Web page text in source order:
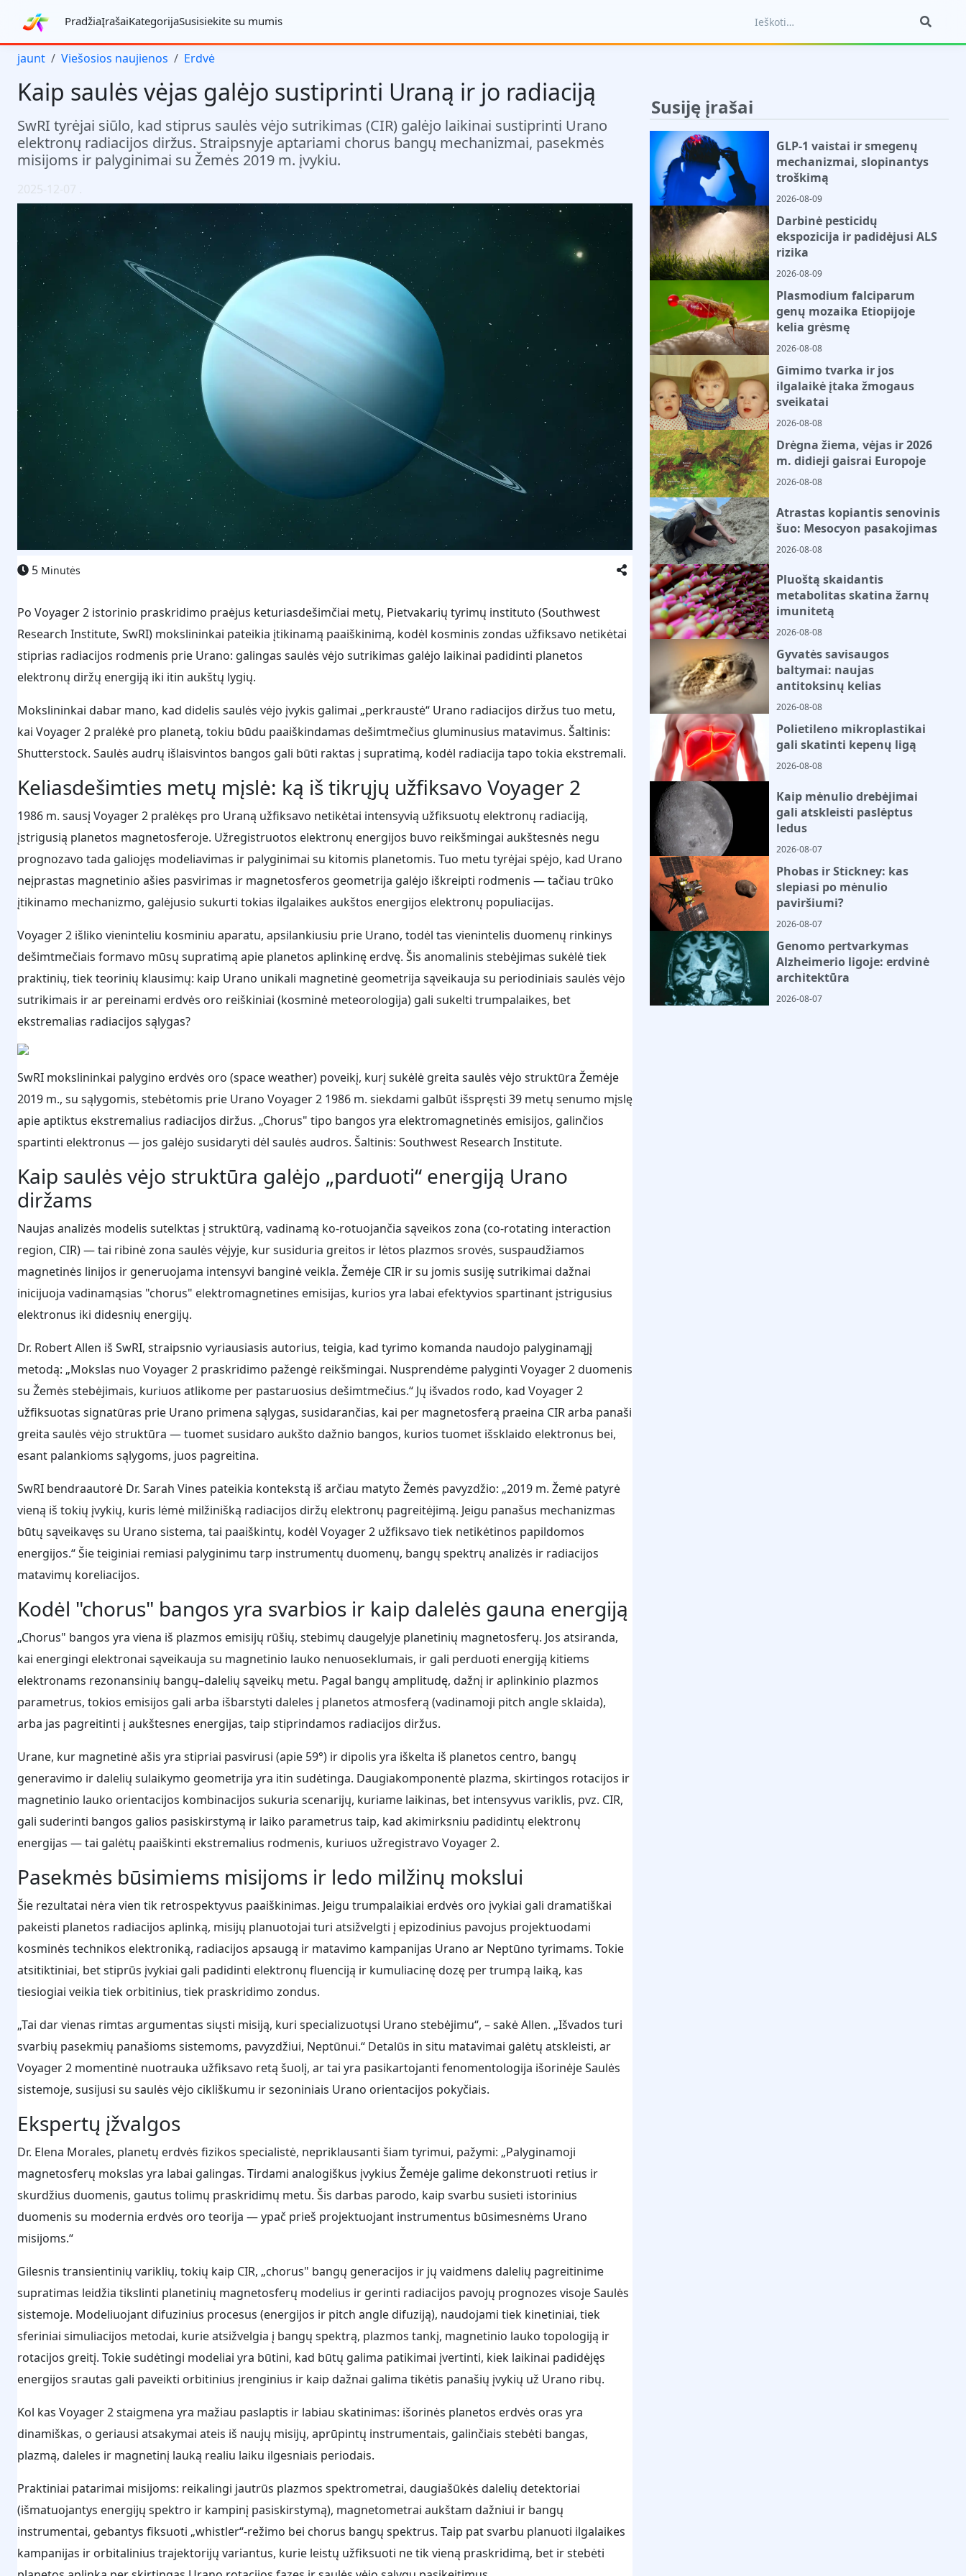
PradžiaĮrašaiKategorijaSusisiekite su mumis
jaunt Viešosios naujienos Erdvė
Kaip saulės vėjas galėjo sustiprinti Uraną ir jo radiaciją
SwRI tyrėjai siūlo, kad stiprus saulės vėjo sutrikimas (CIR) galėjo laikinai sustiprinti Urano
elektronų radiacijos diržus. Straipsnyje aptariami chorus bangų mechanizmai, pasekmės
misijoms ir palyginimai su Žemės 2019 m. įvykiu.
2025-12-07 .
5 Minutės
Po Voyager 2 istorinio praskridimo praėjus keturiasdešimčiai metų, Pietvakarių tyrimų instituto (Southwest
Research Institute, SwRI) mokslininkai pateikia įtikinamą paaiškinimą, kodėl kosminis zondas užfiksavo netikėtai
stiprias radiacijos rodmenis prie Urano: galingas saulės vėjo sutrikimas galėjo laikinai padidinti planetos
elektronų diržų energiją iki itin aukštų lygių.
Mokslininkai dabar mano, kad didelis saulės vėjo įvykis galimai „perkraustė“ Urano radiacijos diržus tuo metu,
kai Voyager 2 pralėkė pro planetą, tokiu būdu paaiškindamas dešimtmečius gluminusius matavimus. Šaltinis:
Shutterstock. Saulės audrų išlaisvintos bangos gali būti raktas į supratimą, kodėl radiacija tapo tokia ekstremali.
Keliasdešimties metų mįslė: ką iš tikrųjų užfiksavo Voyager 2
1986 m. sausį Voyager 2 pralėkęs pro Uraną užfiksavo netikėtai intensyvią užfiksuotų elektronų radiaciją,
įstrigusią planetos magnetosferoje. Užregistruotos elektronų energijos buvo reikšmingai aukštesnės negu
prognozavo tada galiojęs modeliavimas ir palyginimai su kitomis planetomis. Tuo metu tyrėjai spėjo, kad Urano
neįprastas magnetinio ašies pasvirimas ir magnetosferos geometrija galėjo iškreipti rodmenis — tačiau trūko
įtikinamo mechanizmo, galėjusio sukurti tokias ilgalaikes aukštos energijos elektronų populiacijas.
Voyager 2 išliko vieninteliu kosminiu aparatu, apsilankiusiu prie Urano, todėl tas vienintelis duomenų rinkinys
dešimtmečiais formavo mūsų supratimą apie planetos aplinkinę erdvę. Šis anomalinis stebėjimas sukėlė tiek
praktinių, tiek teorinių klausimų: kaip Urano unikali magnetinė geometrija sąveikauja su periodiniais saulės vėjo
sutrikimais ir ar pereinami erdvės oro reiškiniai (kosminė meteorologija) gali sukelti trumpalaikes, bet
ekstremalias radiacijos sąlygas?
SwRI mokslininkai palygino erdvės oro (space weather) poveikį, kurį sukėlė greita saulės vėjo struktūra Žemėje
2019 m., su sąlygomis, stebėtomis prie Urano Voyager 2 1986 m. siekdami galbūt išspręsti 39 metų senumo mįslę
apie aptiktus ekstremalius radiacijos diržus. „Chorus" tipo bangos yra elektromagnetinės emisijos, galinčios
spartinti elektronus — jos galėjo susidaryti dėl saulės audros. Šaltinis: Southwest Research Institute.
Kaip saulės vėjo struktūra galėjo „parduoti“ energiją Urano
diržams
Naujas analizės modelis sutelktas į struktūrą, vadinamą ko-rotuojančia sąveikos zona (co-rotating interaction
region, CIR) — tai ribinė zona saulės vėjyje, kur susiduria greitos ir lėtos plazmos srovės, suspaudžiamos
magnetinės linijos ir generuojama intensyvi banginė veikla. Žemėje CIR ir su jomis susiję sutrikimai dažnai
inicijuoja vadinamąsias "chorus" elektromagnetines emisijas, kurios yra labai efektyvios spartinant įstrigusius
elektronus iki didesnių energijų.
Dr. Robert Allen iš SwRI, straipsnio vyriausiasis autorius, teigia, kad tyrimo komanda naudojo palyginamąjį
metodą: „Mokslas nuo Voyager 2 praskridimo pažengė reikšmingai. Nusprendėme palyginti Voyager 2 duomenis
su Žemės stebėjimais, kuriuos atlikome per pastaruosius dešimtmečius.“ Jų išvados rodo, kad Voyager 2
užfiksuotas signatūras prie Urano primena sąlygas, susidarančias, kai per magnetosferą praeina CIR arba panaši
greita saulės vėjo struktūra — tuomet susidaro aukšto dažnio bangos, kurios tuomet išsklaido elektronus bei,
esant palankioms sąlygoms, juos pagreitina.
SwRI bendraautorė Dr. Sarah Vines pateikia kontekstą iš arčiau matyto Žemės pavyzdžio: „2019 m. Žemė patyrė
vieną iš tokių įvykių, kuris lėmė milžinišką radiacijos diržų elektronų pagreitėjimą. Jeigu panašus mechanizmas
būtų sąveikavęs su Urano sistema, tai paaiškintų, kodėl Voyager 2 užfiksavo tiek netikėtinos papildomos
energijos.“ Šie teiginiai remiasi palyginimu tarp instrumentų duomenų, bangų spektrų analizės ir radiacijos
matavimų koreliacijos.
Kodėl "chorus" bangos yra svarbios ir kaip dalelės gauna energiją
„Chorus" bangos yra viena iš plazmos emisijų rūšių, stebimų daugelyje planetinių magnetosferų. Jos atsiranda,
kai energingi elektronai sąveikauja su magnetinio lauko nenuoseklumais, ir gali perduoti energiją kitiems
elektronams rezonansinių bangų–dalelių sąveikų metu. Pagal bangų amplitudę, dažnį ir aplinkinio plazmos
parametrus, tokios emisijos gali arba išbarstyti daleles į planetos atmosferą (vadinamoji pitch angle sklaida),
arba jas pagreitinti į aukštesnes energijas, taip stiprindamos radiacijos diržus.
Urane, kur magnetinė ašis yra stipriai pasvirusi (apie 59°) ir dipolis yra iškelta iš planetos centro, bangų
generavimo ir dalelių sulaikymo geometrija yra itin sudėtinga. Daugiakomponentė plazma, skirtingos rotacijos ir
magnetinio lauko orientacijos kombinacijos sukuria scenarijų, kuriame laikinas, bet intensyvus variklis, pvz. CIR,
gali suderinti bangos galios pasiskirstymą ir laiko parametrus taip, kad akimirksniu padidintų elektronų
energijas — tai galėtų paaiškinti ekstremalius rodmenis, kuriuos užregistravo Voyager 2.
Pasekmės būsimiems misijoms ir ledo milžinų mokslui
Šie rezultatai nėra vien tik retrospektyvus paaiškinimas. Jeigu trumpalaikiai erdvės oro įvykiai gali dramatiškai
pakeisti planetos radiacijos aplinką, misijų planuotojai turi atsižvelgti į epizodinius pavojus projektuodami
kosminės technikos elektroniką, radiacijos apsaugą ir matavimo kampanijas Urano ar Neptūno tyrimams. Tokie
atsitiktiniai, bet stiprūs įvykiai gali padidinti elektronų fluenciją ir kumuliacinę dozę per trumpą laiką, kas
tiesiogiai veikia tiek orbitinius, tiek praskridimo zondus.
„Tai dar vienas rimtas argumentas siųsti misiją, kuri specializuotųsi Urano stebėjimu“, – sakė Allen. „Išvados turi
svarbių pasekmių panašioms sistemoms, pavyzdžiui, Neptūnui.“ Detalūs in situ matavimai galėtų atskleisti, ar
Voyager 2 momentinė nuotrauka užfiksavo retą šuolį, ar tai yra pasikartojanti fenomentologija išorinėje Saulės
sistemoje, susijusi su saulės vėjo cikliškumu ir sezoniniais Urano orientacijos pokyčiais.
Ekspertų įžvalgos
Dr. Elena Morales, planetų erdvės fizikos specialistė, nepriklausanti šiam tyrimui, pažymi: „Palyginamoji
magnetosferų mokslas yra labai galingas. Tirdami analogiškus įvykius Žemėje galime dekonstruoti retius ir
skurdžius duomenis, gautus tolimų praskridimų metu. Šis darbas parodo, kaip svarbu susieti istorinius
duomenis su modernia erdvės oro teorija — ypač prieš projektuojant instrumentus būsimesnėms Urano
misijoms.“
Gilesnis transientinių variklių, tokių kaip CIR, „chorus" bangų generacijos ir jų vaidmens dalelių pagreitinime
supratimas leidžia tikslinti planetinių magnetosferų modelius ir gerinti radiacijos pavojų prognozes visoje Saulės
sistemoje. Modeliuojant difuzinius procesus (energijos ir pitch angle difuziją), naudojami tiek kinetiniai, tiek
sferiniai simuliacijos metodai, kurie atsižvelgia į bangų spektrą, plazmos tankį, magnetinio lauko topologiją ir
rotacijos greitį. Tokie sudėtingi modeliai yra būtini, kad būtų galima patikimai įvertinti, kiek laikinai padidėjęs
energijos srautas gali paveikti orbitinius įrenginius ir kaip dažnai galima tikėtis panašių įvykių už Urano ribų.
Kol kas Voyager 2 staigmena yra mažiau paslaptis ir labiau skatinimas: išorinės planetos erdvės oras yra
dinamiškas, o geriausi atsakymai ateis iš naujų misijų, aprūpintų instrumentais, galinčiais stebėti bangas,
plazmą, daleles ir magnetinį lauką realiu laiku ilgesniais periodais.
Praktiniai patarimai misijoms: reikalingi jautrūs plazmos spektrometrai, daugiašūkės dalelių detektoriai
(išmatuojantys energijų spektro ir kampinį pasiskirstymą), magnetometrai aukštam dažniui ir bangų
instrumentai, gebantys fiksuoti „whistler“-režimo bei chorus bangų spektrus. Taip pat svarbu planuoti ilgalaikes
kampanijas ir orbitalinius trajektorijų variantus, kurie leistų užfiksuoti ne tik vieną praskridimą, bet ir stebėti
Susiję įrašai
GLP-1 vaistai ir smegenų
mechanizmai, slopinantys
troškimą
2026-08-09
Darbinė pesticidų
ekspozicija ir padidėjusi ALS
rizika
2026-08-09
Plasmodium falciparum
genų mozaika Etiopijoje
kelia grėsmę
2026-08-08
Gimimo tvarka ir jos
ilgalaikė įtaka žmogaus
sveikatai
2026-08-08
Drėgna žiema, vėjas ir 2026
m. didieji gaisrai Europoje
2026-08-08
Atrastas kopiantis senovinis
šuo: Mesocyon pasakojimas
2026-08-08
Pluoštą skaidantis
metabolitas skatina žarnų
imunitetą
2026-08-08
Gyvatės savisaugos
baltymai: naujas
antitoksinų kelias
2026-08-08
Polietileno mikroplastikai
gali skatinti kepenų ligą
2026-08-08
Kaip mėnulio drebėjimai
gali atskleisti paslėptus
ledus
2026-08-07
Phobas ir Stickney: kas
slepiasi po mėnulio
paviršiumi?
2026-08-07
Genomo pertvarkymas
Alzheimerio ligoje: erdvinė
architektūra
2026-08-07